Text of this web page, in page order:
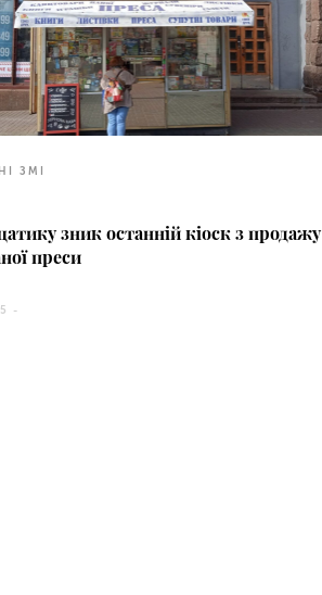
ЗМІ
зник останній кіоск з продажу
преси
-